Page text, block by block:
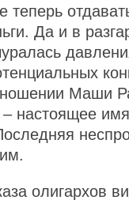
теперь
Да и в
Маши
настоящее
олигархов